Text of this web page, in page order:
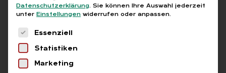
Alle Bei­trä­ge mit dem
Schlag­wort „Er­stat­
tungs­satz Kran­ken­kas­
Datenschutzerklärung. Sie können Ihre Auswahl jederzeit
unter Einstellungen widerrufen oder anpassen.
Es folgt eine Liste der Service-Gruppen, für
Essenziell
Statistiken
Marketing